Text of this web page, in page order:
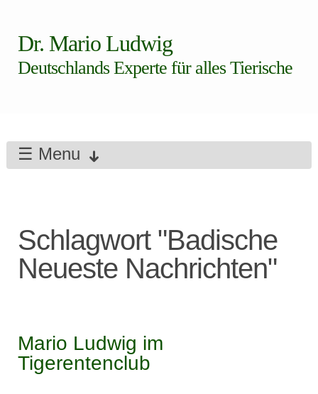
Dr. Mario Ludwig
Deutschlands Experte für alles Tierische
☰ Menu
Schlagwort "Badische
Neueste Nachrichten"
Mario Ludwig im
Tigerentenclub